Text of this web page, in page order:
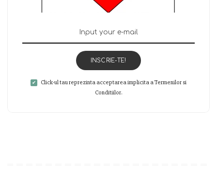
INSCRIE-TE!
Click-ul tau reprezinta acceptarea implicita a Termenilor si
Conditiilor.